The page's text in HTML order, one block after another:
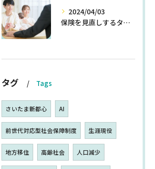
2024/04/03
保険を見直しするタイミングとは
タグ Tags
さいたま新都心 AI
前世代対応型社会保障制度 生涯現役
地方移住 高齢社会 人口減少